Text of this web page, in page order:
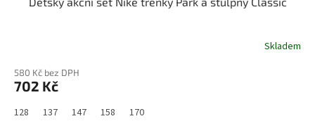
Skladem
580 Kč bez DPH
702 Kč
128 137 147 158 170